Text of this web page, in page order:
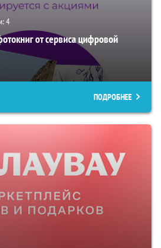
4
от сервиса цифровой
ПОДРОБНЕЕ